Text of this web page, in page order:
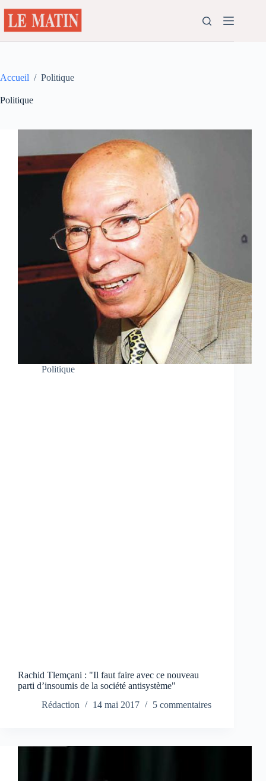
au
contenu
Accueil / Politique
Politique
Politique
Rachid Tlemçani : "Il faut faire avec ce nouveau
parti d’insoumis de la société antisystème"
Rédaction
14 mai 2017 5 commentaires